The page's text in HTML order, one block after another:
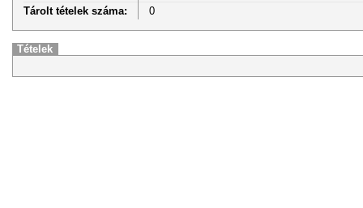
Tárolt tételek száma:
0
Tételek